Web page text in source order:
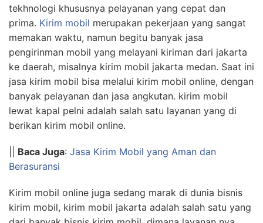
tekhnologi khususnya pelayanan yang cepat dan
prima. Kirim mobil merupakan pekerjaan yang sangat
memakan waktu, namun begitu banyak jasa
pengirinman mobil yang melayani kiriman dari jakarta
ke daerah, misalnya kirim mobil jakarta medan. Saat ini
jasa kirim mobil bisa melalui kirim mobil online, dengan
banyak pelayanan dan jasa angkutan. kirim mobil
lewat kapal pelni adalah salah satu layanan yang di
berikan kirim mobil online.
Baca Juga: Jasa Kirim Mobil yang Aman dan
Berasuransi
Kirim mobil online juga sedang marak di dunia bisnis
kirim mobil, kirim mobil jakarta adalah salah satu yang